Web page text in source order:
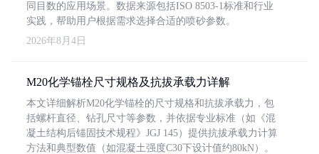
同目数的应用场景。数据来源包括ISO 8503-1标准和行业
实践，帮助用户根据需求选择合适的喷砂参数。
2026年8月4日
M20化学锚栓尺寸规格及抗拔承载力详解
本文详细解析M20化学锚栓的尺寸规格和抗拔承载力，包
括螺杆直径、钻孔尺寸等参数，并依据专业标准（如《混
凝土结构后锚固技术规程》JGJ 145）提供抗拔承载力计算
方法和典型数值（如混凝土强度C30下设计值约80kN）。